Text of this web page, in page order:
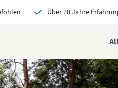
Über 70 Jahre